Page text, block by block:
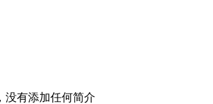
没有添加任何简介